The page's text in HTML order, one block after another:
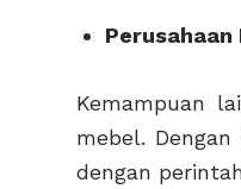
Perusahaan
Kemampuan
mebel.
dengan